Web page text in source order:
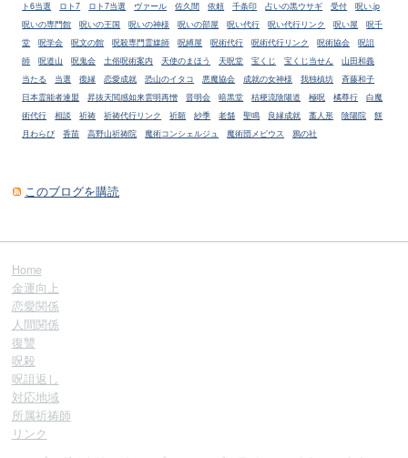
ト6当選
ロト7 ロト7当選 ヴァール 佐久間 依頼 千条印 占いの黒ウサギ 受付
呪い.jp
呪いの専門館
呪いの王国 呪いの神様 呪いの部屋 呪い代行 呪い代行リンク 呪い屋
呪千
堂
呪学会 呪文の館 呪殺専門霊媒師 呪縛屋 呪術代行 呪術代行リンク 呪術協会
呪詛
師
呪道山 呪鬼会 土俗呪術案内 天使のまほう 天呪堂 宝くじ 宝くじ当せん
山田和義
当たる
当選 復縁 恋愛成就 恐山のイタコ 悪魔協会 成就の女神様 我独槙坊
斉藤和子
日本霊能者連盟
昇抜天閲感如来雲明再憎 晋明会 暗黒堂 桔梗流陰陽道 極呪 橘尊行
白魔
術代行
相談 祈祷 祈祷代行リンク 祈願 紗季 老舗 聖鳴 良縁成就 藁人形 陰陽院
餅
月わらび
香苗 高野山祈祷院 魔術コンシェルジュ 魔術団メビウス 鴉の社
このブログを購読
Home
金運向上
恋愛関係
人間関係
復讐
呪殺
呪詛返し
対応地域
所属祈祷師
リンク